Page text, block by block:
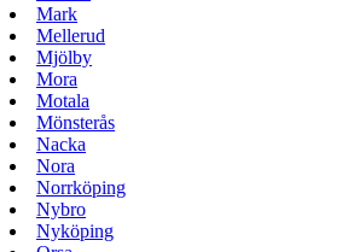
Mark
Mellerud
Mjölby
Mora
Motala
Mönsterås
Nacka
Nora
Norrköping
Nybro
Nyköping